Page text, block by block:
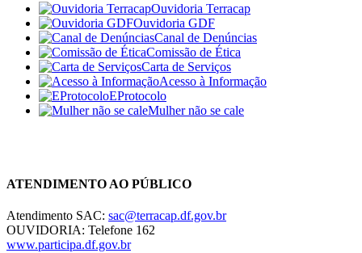
Ouvidoria Terracap
Ouvidoria GDF
Canal de Denúncias
Comissão de Ética
Carta de Serviços
Acesso à Informação
EProtocolo
Mulher não se cale
ATENDIMENTO AO PÚBLICO
Atendimento SAC: sac@terracap.df.gov.br
OUVIDORIA: Telefone 162
www.participa.df.gov.br